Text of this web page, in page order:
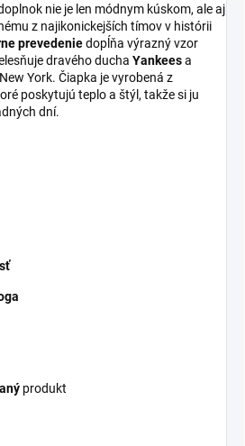
nie je len módnym kúskom, ale aj
z najikonickejších tímov v histórii
prevedeniedopĺňa výrazný vzor
dravého ducha Yankeesa
York. Čiapka je vyrobená z
poskytujú teplo a štýl, takže si ju
dní.
produkt